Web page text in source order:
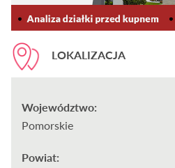
LOKALIZACJA
Województwo:
Pomorskie
Powiat: